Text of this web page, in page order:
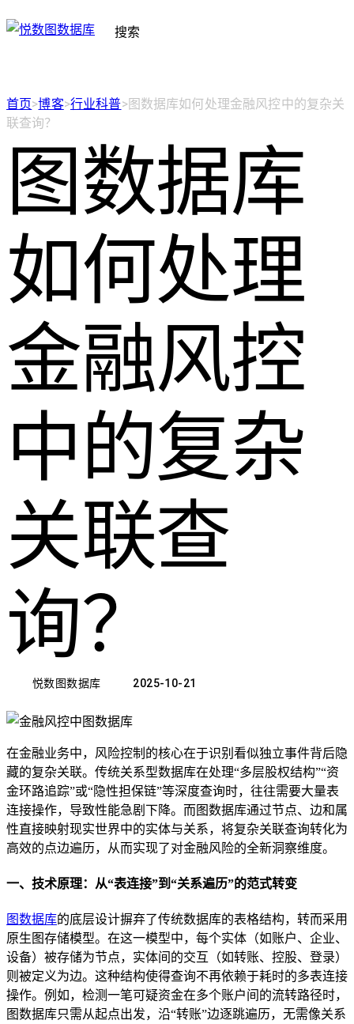
搜索
首页>博客>行业科普>图数据库如何处理金融风控中的复杂关
联查询？
图数据库
如何处理
金融风控
中的复杂
关联查
询？
悦数图数据库 2025-10-21
在金融业务中，风险控制的核心在于识别看似独立事件背后隐
藏的复杂关联。传统关系型数据库在处理“多层股权结构”“资
金环路追踪”或“隐性担保链”等深度查询时，往往需要大量表
连接操作，导致性能急剧下降。而图数据库通过节点、边和属
性直接映射现实世界中的实体与关系，将复杂关联查询转化为
高效的点边遍历，从而实现了对金融风险的全新洞察维度。
一、技术原理：从“表连接”到“关系遍历”的范式转变
图数据库的底层设计摒弃了传统数据库的表格结构，转而采用
原生图存储模型。在这一模型中，每个实体（如账户、企业、
设备）被存储为节点，实体间的交互（如转账、控股、登录）
则被定义为边。这种结构使得查询不再依赖于耗时的多表连接
操作。例如，检测一笔可疑资金在多个账户间的流转路径时，
图数据库只需从起点出发，沿“转账”边逐跳遍历，无需像关系